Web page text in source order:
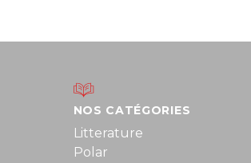
NOS CATÉGORIES
Litterature
Polar